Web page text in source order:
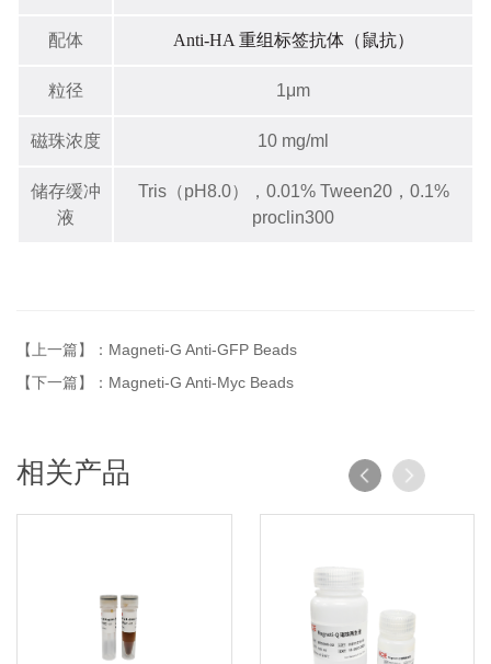
配体 Anti-HA 重组标签抗体（鼠抗）
粒径 1μm
磁珠浓度 10 mg/ml
储存缓冲
液
Tris（pH8.0），0.01% Tween20，0.1%
proclin300
【上一篇】：Magneti-G Anti-GFP Beads
【下一篇】：Magneti-G Anti-Myc Beads
相关产品